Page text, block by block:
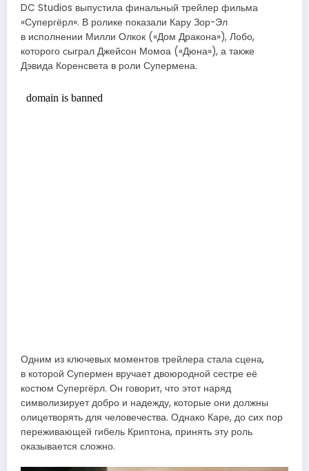
DC Studios выпустила финальный трейлер фильма
«Супергёрл». В ролике показали Кару Зор-Эл
в исполнении Милли Олкок («Дом Дракона»), Лобо,
которого сыграл Джейсон Момоа («Дюна»), а также
Дэвида Коренсвета в роли Супермена.
Одним из ключевых моментов трейлера стала сцена,
в которой Супермен вручает двоюродной сестре её
костюм Супергёрл. Он говорит, что этот наряд
символизирует добро и надежду, которые они должны
олицетворять для человечества. Однако Каре, до сих пор
переживающей гибель Криптона, принять эту роль
оказывается сложно.